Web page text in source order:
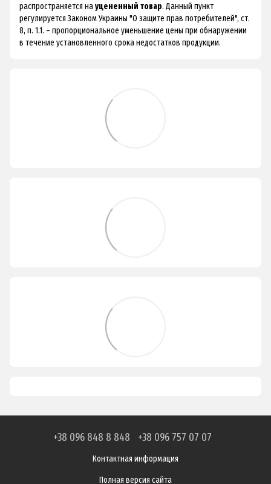
распространяется науцененный товар. Данный пункт
регулируется Законом Украины "О защите прав потребителей", ст.
8, п. 1.1. – пропорциональное уменьшение цены при обнаружении
в течение установленного срока недостатков продукции.
+38 096 848 8 848 +38 096 757 07 07
Контактная информация
Полная версия сайта